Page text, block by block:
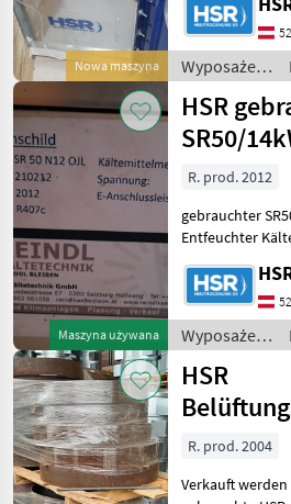
Nowa maszyna
Baujahr: 2026 ·aus
verzinktem
gefertigt
Bauweise ·mit
Zylind
Wyposażenia
stajne i
ogrodowe /
HSR
Maszyna używana
HSR
SR50/
Lüfter
R. prod. 2012
gebrauchter
Entfeuchter
kg Baujahr: 2012
gebrauchter
Wyposażenia
stajne i
ogrodowe /
HSR
HSR
mit
R. prod. 2004
Verkauft werden